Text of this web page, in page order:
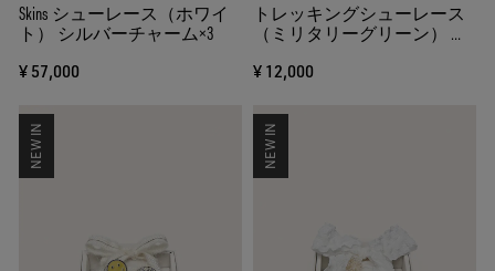
Skins シューレース（ホワイ
ト） シルバーチャーム×3
¥ 57,000
トレッキングシューレース
（ミリタリーグリーン） オ
¥ 12,000
NEW IN NEW IN